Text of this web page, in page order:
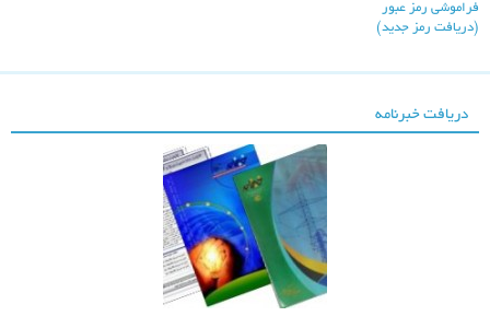
رمز عبور
رمز جدید)
دریافت خبرنامه